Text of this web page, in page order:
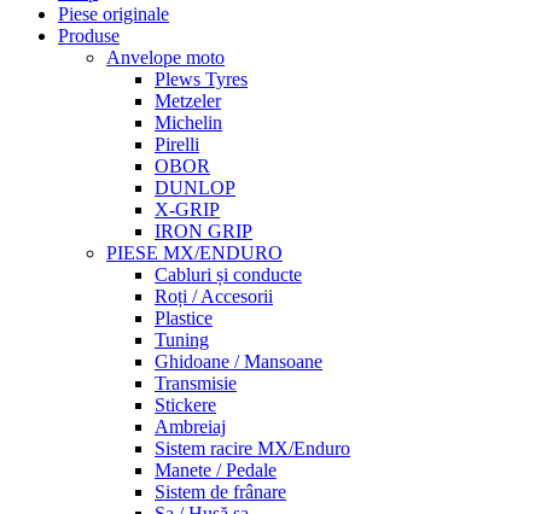
Piese originale
Produse
Anvelope moto
Plews Tyres
Metzeler
Michelin
Pirelli
OBOR
DUNLOP
X-GRIP
IRON GRIP
PIESE MX/ENDURO
Cabluri și conducte
Roți / Accesorii
Plastice
Tuning
Ghidoane / Mansoane
Transmisie
Stickere
Ambreiaj
Sistem racire MX/Enduro
Manete / Pedale
Sistem de frânare